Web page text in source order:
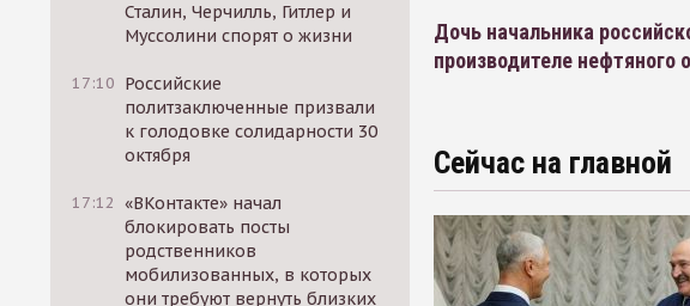
Сталин, Черчилль, Гитлер и
Муссолини спорят о жизни
17:10 Российские
политзаключенные призвали
к голодовке солидарности 30
октября
17:12 «ВКонтакте» начал
блокировать посты
родственников
мобилизованных, в которых
они требуют вернуть близких
Дочь начальника
производителе нефтяного
Сейчас на главной